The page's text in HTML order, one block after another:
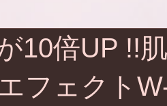
10倍UP !!
フェクト